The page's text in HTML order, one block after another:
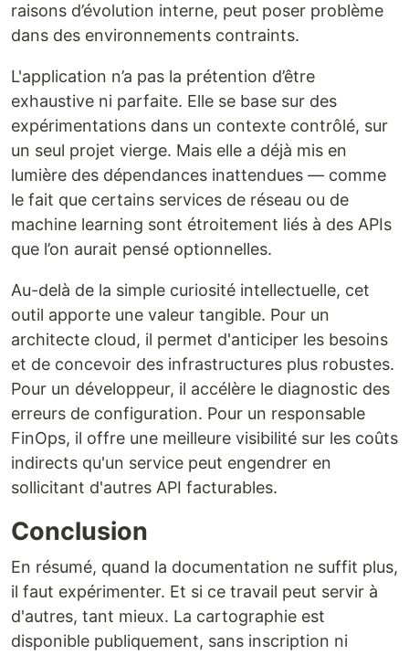
raisons d’évolution interne, peut poser problème
dans des environnements contraints.
L'application n’a pas la prétention d’être
exhaustive ni parfaite. Elle se base sur des
expérimentations dans un contexte contrôlé, sur
un seul projet vierge. Mais elle a déjà mis en
lumière des dépendances inattendues — comme
le fait que certains services de réseau ou de
machine learning sont étroitement liés à des APIs
que l’on aurait pensé optionnelles.
Au-delà de la simple curiosité intellectuelle, cet
outil apporte une valeur tangible. Pour un
architecte cloud, il permet d'anticiper les besoins
et de concevoir des infrastructures plus robustes.
Pour un développeur, il accélère le diagnostic des
erreurs de configuration. Pour un responsable
FinOps, il offre une meilleure visibilité sur les coûts
indirects qu'un service peut engendrer en
sollicitant d'autres API facturables.
Conclusion
En résumé, quand la documentation ne suffit plus,
il faut expérimenter. Et si ce travail peut servir à
d'autres, tant mieux. La cartographie est
disponible publiquement, sans inscription ni